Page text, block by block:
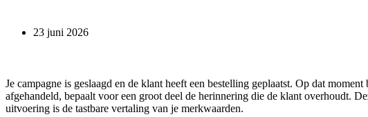
23 juni 2026
Je campagne is geslaagd en de klant heeft een bestelling geplaatst. Op dat
afgehandeld, bepaalt voor een groot deel de herinnering die de klant overhoudt.
uitvoering is de tastbare vertaling van je merkwaarden.